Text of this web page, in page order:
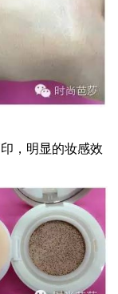
，明显的妆感效